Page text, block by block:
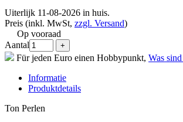
Uiterlijk 11-08-2026 in huis.
Preis (inkl. MwSt, zzgl. Versand)
Op vooraad
Aantal
Für jeden Euro einen Hobbypunkt, Was
Informatie
Produktdetails
Ton Perlen